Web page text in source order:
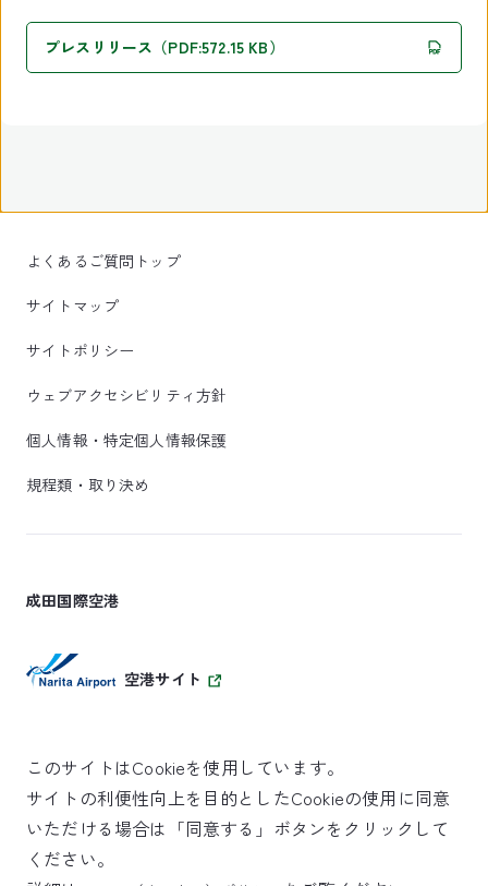
プレスリリース（PDF:572.15 KB）
よくあるご質問トップ
サイトマップ
サイトポリシー
ウェブアクセシビリティ方針
個人情報・特定個人情報保護
規程類・取り決め
成田国際空港
空港サイト
SKYTRAX
5スターエアポート
このサイトはCookieを使用しています。
サイトの利便性向上を目的としたCookieの使用に同意
いただける場合は「同意する」ボタンをクリックして
ください。